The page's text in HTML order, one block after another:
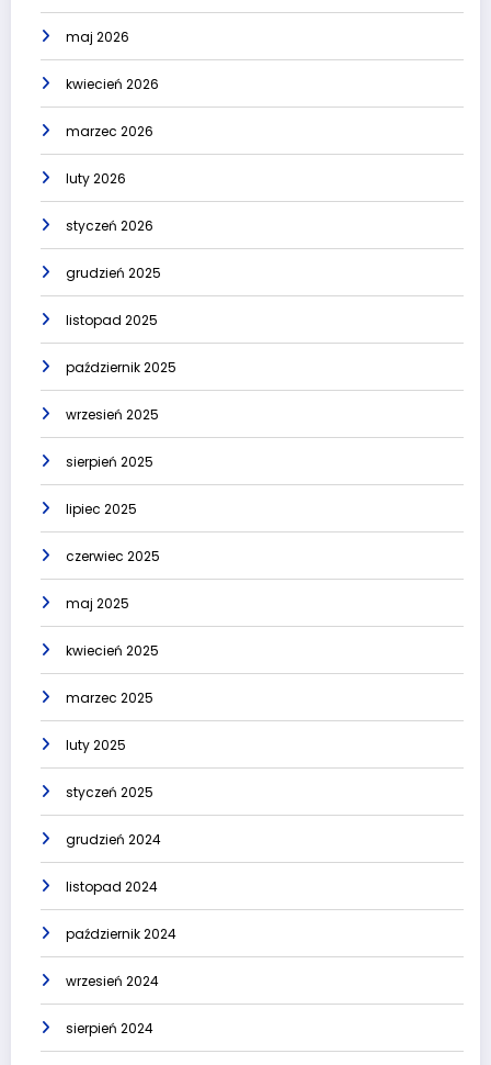
maj 2026
kwiecień 2026
marzec 2026
luty 2026
styczeń 2026
grudzień 2025
listopad 2025
październik 2025
wrzesień 2025
sierpień 2025
lipiec 2025
czerwiec 2025
maj 2025
kwiecień 2025
marzec 2025
luty 2025
styczeń 2025
grudzień 2024
listopad 2024
październik 2024
wrzesień 2024
sierpień 2024